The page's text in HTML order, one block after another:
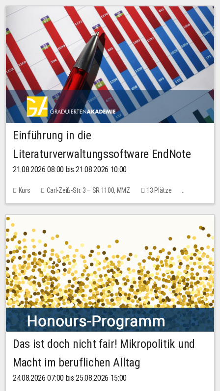
Einführung in die
Literaturverwaltungssoftware EndNote
21.08.2026 08:00 bis 21.08.2026 10:00
Kurs Carl-Zeiß-Str. 3 – SR 1100, MMZ
13 Plätze
10,00 EUR
Das ist doch nicht fair! Mikropolitik und
Macht im beruflichen Alltag
24.08.2026 07:00 bis 25.08.2026 15:00